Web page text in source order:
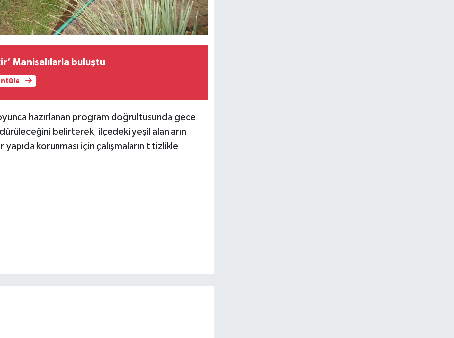
Manisalılarla buluştu
hazırlanan program doğrultusunda gece
belirterek, ilçedeki yeşil alanların
korunması için çalışmaların titizlikle